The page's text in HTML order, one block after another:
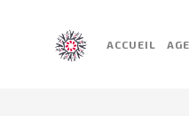
ACCUEIL